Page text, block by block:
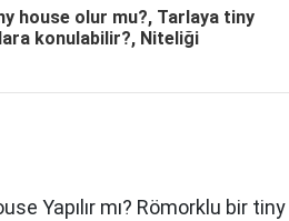
house olur mu?, Tarlaya tiny
konulabilir?, Niteliği
Yapılır mı? Römorklu bir tiny